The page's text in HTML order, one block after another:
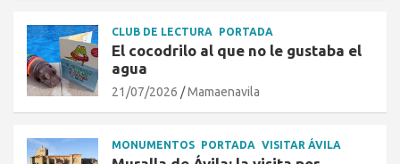
CLUB DE LECTURA PORTADA
El cocodrilo al que no le gustaba el
agua
21/07/2026 Mamaenavila
MONUMENTOS PORTADA VISITAR ÁVILA